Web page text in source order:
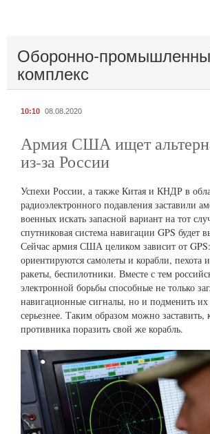
Оборонно-
комплекс
10:10 08.08.2020
Армия США ищет
из-за России
Успехи России, а также Китая и КНДР в
радиоэлектронного подавления заставили
военных искать запасной вариант на тот
спутниковая система навигации GPS будет
Сейчас армия США целиком зависит от
ориентируются самолеты и корабли, пехота
ракеты, беспилотники. Вместе с тем
электронной борьбы способные не только
навигационные сигналы, но и подменить их
серьезнее. Таким образом можно заставить,
противника поразить свой же корабль.